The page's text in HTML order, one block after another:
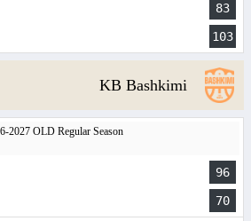
83
103
KB Bashkimi
2027 OLD Regular Season
96
70